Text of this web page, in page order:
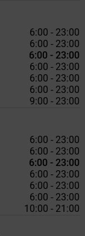
6:00 - 23:00
6:00 - 23:00
6:00 - 23:00
6:00 - 23:00
6:00 - 23:00
6:00 - 23:00
9:00 - 23:00
6:00 - 23:00
6:00 - 23:00
6:00 - 23:00
6:00 - 23:00
6:00 - 23:00
6:00 - 23:00
10:00 - 21:00